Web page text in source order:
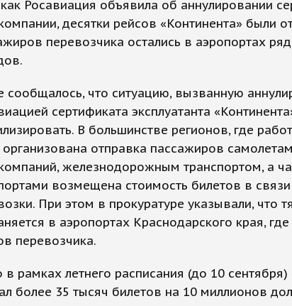
как Росавиация объявила об аннулировании
десятки рейсов «Континента» были
перевозчика остались в аэропортах
сообщалось, что ситуацию, вызванную
сертификата эксплуатанта
В большинстве регионов, где
отправка пассажиров
железнодорожным транспортом, а
возмещена стоимость билетов в
При этом в прокуратуре указывали, что
в аэропортах Краснодарского края,
перевозчика.
в рамках летнего расписания (до 10 сентября)
более 35 тысяч билетов на 10 миллионов